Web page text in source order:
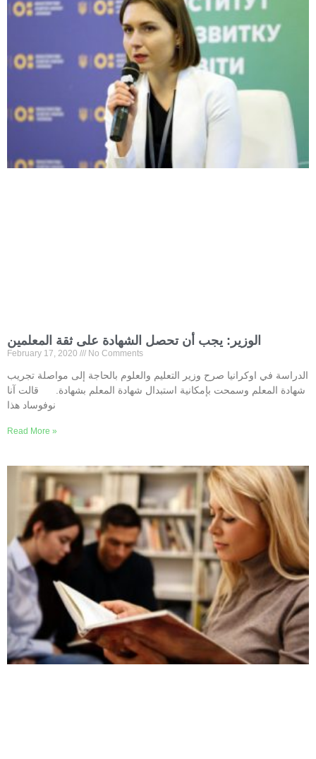
الوزير: يجب أن تحصل الشهادة على ثقة المعلمين
February 17, 2020 No Comments
الدراسة في اوكرانيا صرح وزير التعليم والعلوم بالحاجة إلى مواصلة تجريب
شهادة المعلم وسمحت بإمكانية استبدال شهادة المعلم بشهادة. قالت آنا
نوفوساد هذا
Read More »